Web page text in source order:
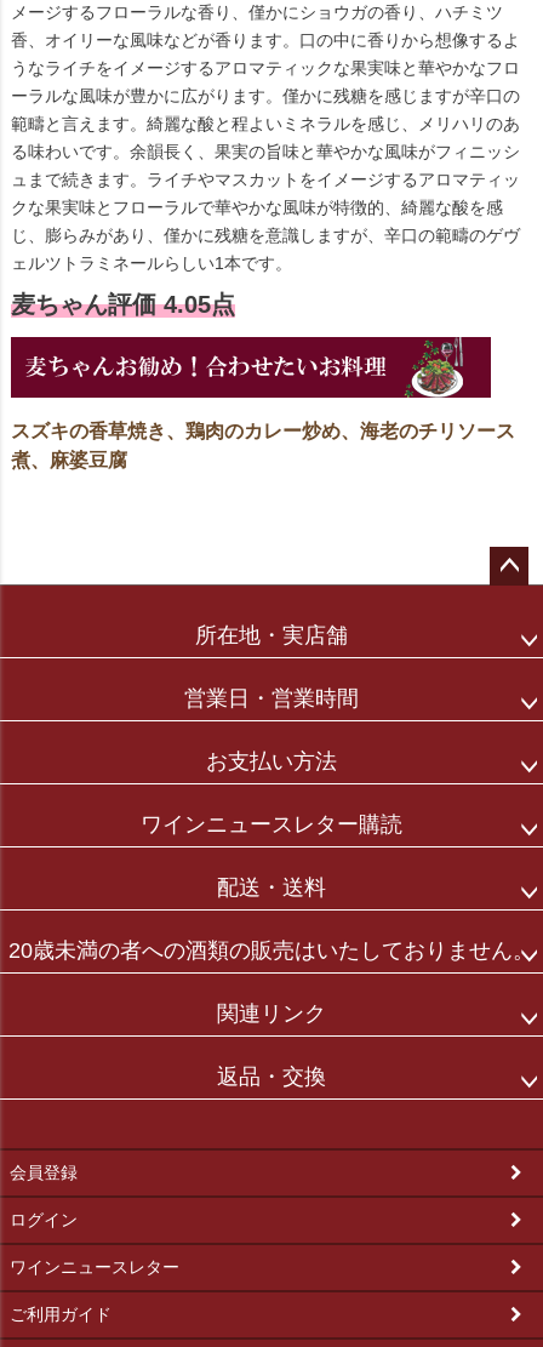
メージするフローラルな香り、僅かにショウガの香り、ハチミツ
香、オイリーな風味などが香ります。口の中に香りから想像するよ
うなライチをイメージするアロマティックな果実味と華やかなフロ
ーラルな風味が豊かに広がります。僅かに残糖を感じますが辛口の
範疇と言えます。綺麗な酸と程よいミネラルを感じ、メリハリのあ
る味わいです。余韻長く、果実の旨味と華やかな風味がフィニッシ
ュまで続きます。ライチやマスカットをイメージするアロマティッ
クな果実味とフローラルで華やかな風味が特徴的、綺麗な酸を感
じ、膨らみがあり、僅かに残糖を意識しますが、辛口の範疇のゲヴ
ェルツトラミネールらしい1本です。
麦ちゃん評価 4.05点
スズキの香草焼き、鶏肉のカレー炒め、海老のチリソース
煮、麻婆豆腐
所在地・実店舗
営業日・営業時間
お支払い方法
ワインニュースレター購読
配送・送料
20歳未満の者への酒類の販売はいたしておりません。
関連リンク
返品・交換
会員登録
ログイン
ワインニュースレター
ご利用ガイド